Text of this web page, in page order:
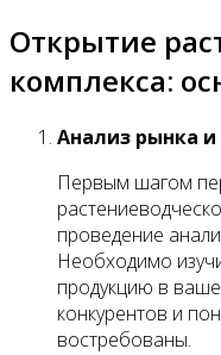
Открытие
комплекса:
Анализ рынка и
Первым шагом
проведение
Необходимо
продукцию в
конкурентов и
востребованы.